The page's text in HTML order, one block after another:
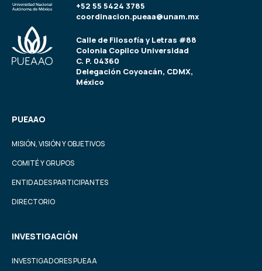
+52 55 5424 3785
coordinacion.pueaa@unam.mx
Calle de Filosofía y Letras #88
Colonia Copilco Universidad
C. P. 04360
Delegación Coyoacán, CDMX,
México
PUEAAO
MISIÓN, VISIÓN Y OBJETIVOS
COMITÉ Y GRUPOS
ENTIDADES PARTICIPANTES
DIRECTORIO
INVESTIGACIÓN
INVESTIGADORES PUEAA